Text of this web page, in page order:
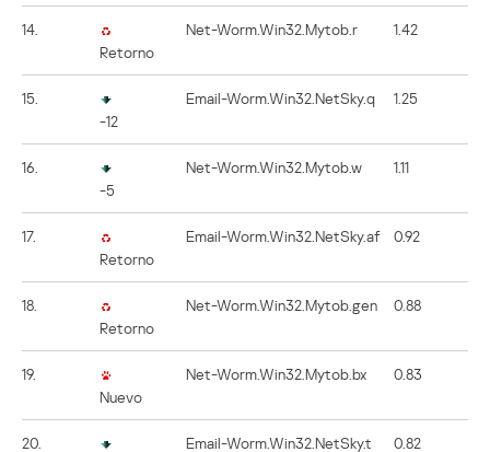
14.
Retorno
Net-Worm.Win32.Mytob.r 1.42
15.
-12
Email-Worm.Win32.NetSky.q 1.25
16.
-5
Net-Worm.Win32.Mytob.w 1.11
17.
Retorno
Email-Worm.Win32.NetSky.af 0.92
18.
Retorno
Net-Worm.Win32.Mytob.gen 0.88
19.
Nuevo
Net-Worm.Win32.Mytob.bx 0.83
20.
Email-Worm.Win32.NetSky.t 0.82